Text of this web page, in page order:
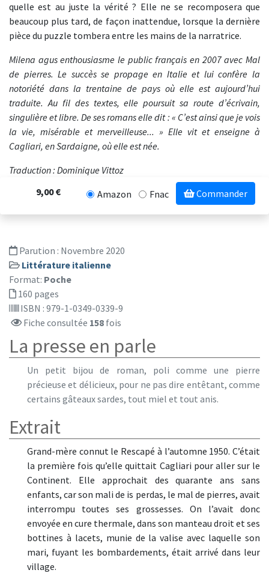
quelle est au juste la vérité ? Elle ne se recomposera que
beaucoup plus tard, de façon inattendue, lorsque la dernière
pièce du puzzle tombera entre les mains de la narratrice.
Milena agus enthousiasme le public français en 2007 avec Mal
de pierres. Le succès se propage en Italie et lui confère la
notoriété dans la trentaine de pays où elle est aujourd’hui
traduite. Au fil des textes, elle poursuit sa route d’écrivain,
singulière et libre. De ses romans elle dit : « C’est ainsi que je vois
la vie, misérable et merveilleuse... » Elle vit et enseigne à
Cagliari, en Sardaigne, où elle est née.
Traduction : Dominique Vittoz
9,00 €
Amazon Fnac Commander
Parution : Novembre 2020
Littérature italienne
Format: Poche
160 pages
ISBN : 979-1-0349-0339-9
Fiche consultée 158 fois
La presse en parle
Un petit bijou de roman, poli comme une pierre
précieuse et délicieux, pour ne pas dire entêtant, comme
certains gâteaux sardes, tout miel et tout anis.
Extrait
Grand-mère connut le Rescapé à l’automne 1950. C’était
la première fois qu’elle quittait Cagliari pour aller sur le
Continent. Elle approchait des quarante ans sans
enfants, car son mali de is perdas, le mal de pierres, avait
interrompu toutes ses grossesses. On l’avait donc
envoyée en cure thermale, dans son manteau droit et ses
bottines à lacets, munie de la valise avec laquelle son
mari, fuyant les bombardements, était arrivé dans leur
village.